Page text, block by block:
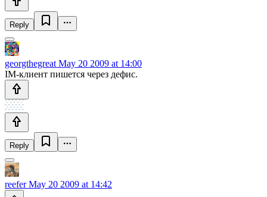
Reply
georgthegreat May 20 2009 at 14:00
IM-клиент пишется через дефис.
Reply
reeferMay 20 2009 at 14:42